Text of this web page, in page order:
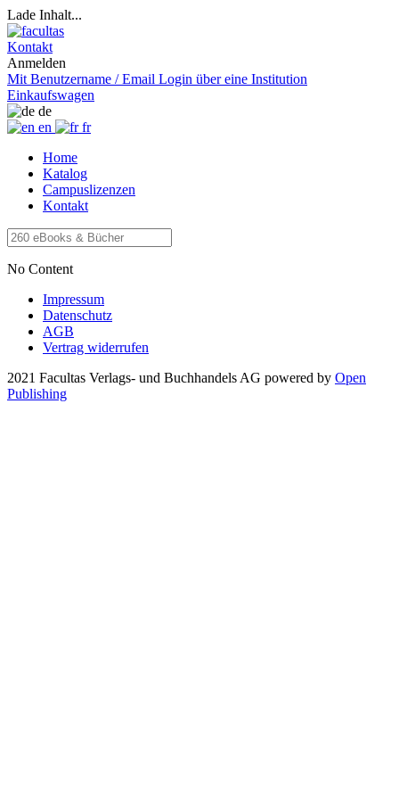
Lade Inhalt...
Kontakt
Anmelden
Mit Benutzername / Email Login über eine Institution
Einkaufswagen
de
en
fr
Home
Katalog
Campuslizenzen
Kontakt
No Content
Impressum
Datenschutz
AGB
Vertrag widerrufen
2021 Facultas Verlags- und Buchhandels AG powered by Open
Publishing